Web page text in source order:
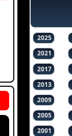
2025
2021
2017
2013
2009
2005
2001